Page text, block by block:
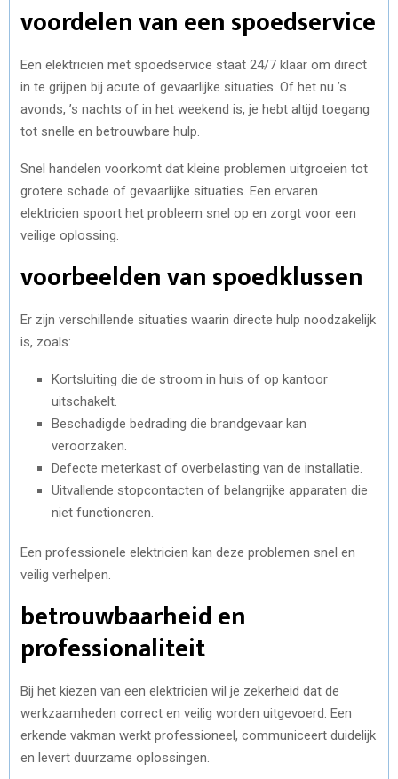
voordelen van een spoedservice
Een elektricien met spoedservice staat 24/7 klaar om direct
in te grijpen bij acute of gevaarlijke situaties. Of het nu ’s
avonds, ’s nachts of in het weekend is, je hebt altijd toegang
tot snelle en betrouwbare hulp.
Snel handelen voorkomt dat kleine problemen uitgroeien tot
grotere schade of gevaarlijke situaties. Een ervaren
elektricien spoort het probleem snel op en zorgt voor een
veilige oplossing.
voorbeelden van spoedklussen
Er zijn verschillende situaties waarin directe hulp noodzakelijk
is, zoals:
Kortsluiting die de stroom in huis of op kantoor
uitschakelt.
Beschadigde bedrading die brandgevaar kan
veroorzaken.
Defecte meterkast of overbelasting van de installatie.
Uitvallende stopcontacten of belangrijke apparaten die
niet functioneren.
Een professionele elektricien kan deze problemen snel en
veilig verhelpen.
betrouwbaarheid en
professionaliteit
Bij het kiezen van een elektricien wil je zekerheid dat de
werkzaamheden correct en veilig worden uitgevoerd. Een
erkende vakman werkt professioneel, communiceert duidelijk
en levert duurzame oplossingen.